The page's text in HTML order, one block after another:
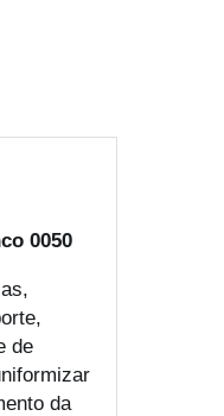
0050
de
da